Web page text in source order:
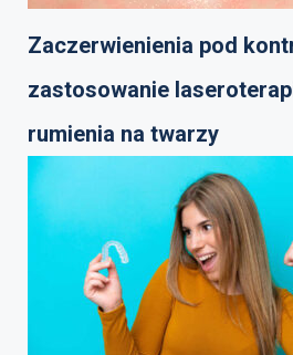
Zaczerwienienia pod
zastosowanie
rumienia na twarzy